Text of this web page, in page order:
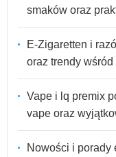
smaków oraz
E-Zigaretten i
oraz trendy
Vape i lq premix
vape oraz
Nowości i porady